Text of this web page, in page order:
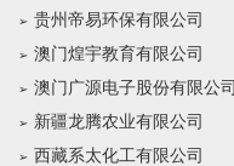
贵州帝易环保有限公司
澳门煌宇教育有限公司
澳门广源电子股份有限公司
新疆龙腾农业有限公司
西藏系太化工有限公司